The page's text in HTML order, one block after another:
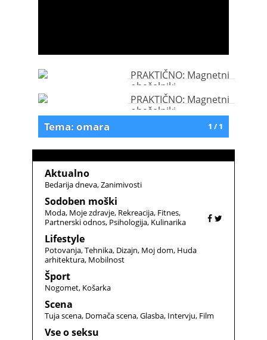
PRAKTIČNO: Magnetni
obešalniki
PRAKTIČNO: Magnetni
obešalniki
1 / 1
Tema: omara
Aktualno
Bedarija dneva Zanimivosti
Sodoben moški
Moda Moje zdravje Rekreacija Fitnes
Partnerski odnos Psihologija Kulinarika
Lifestyle
Potovanja Tehnika Dizajn Moj dom Huda
arhitektura Mobilnost
Šport
Nogomet Košarka
Scena
Tuja scena Domača scena Glasba Intervju Film
Vse o seksu